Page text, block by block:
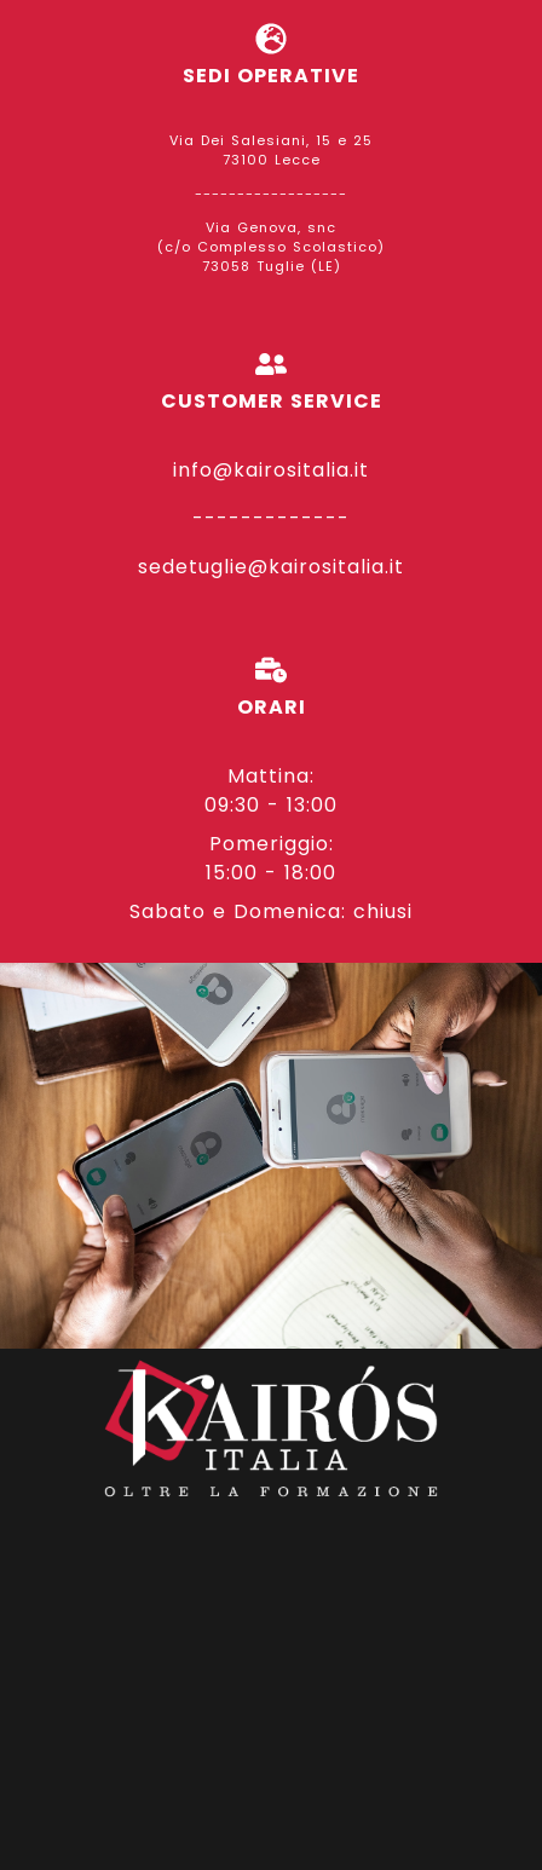
SEDI OPERATIVE
Via Dei Salesiani, 15 e 25
73100 Lecce
------------------
Via Genova, snc
(c/o Complesso Scolastico)
73058 Tuglie (LE)
CUSTOMER SERVICE
info@kairositalia.it
-------------
sedetuglie@kairositalia.it
ORARI
Mattina:
09:30 - 13:00
Pomeriggio:
15:00 - 18:00
Sabato e Domenica: chiusi